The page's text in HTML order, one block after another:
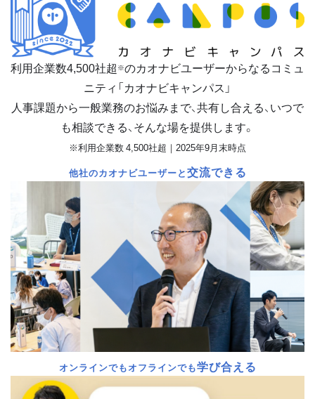
利用企業数4,500社超 ※のカオナビユーザーからなるコミュ
ニティ「カオナビキャンパス」
人事課題から一般業務のお悩みまで、共有し合える、いつで
も相談できる、そんな場を提供します。
※利用企業数 4,500社超｜2025年9月末時点
他社のカオナビユーザーと交流できる
オンラインでもオフラインでも学び合える